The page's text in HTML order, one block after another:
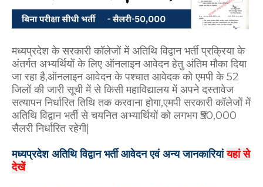
मध्यप्रदेश के सरकारी कॉलेजों में अतिथि विद्वान भर्ती प्रक्रिया के
अंतर्गत अभ्यर्थियों के लिए ऑनलाइन आवेदन हेतु अंतिम मौका दिया
जा रहा है,ऑनलाइन आवेदन के पश्चात आवेदक को एमपी के 52
जिलों की जारी सूची में से किसी महाविद्यालय में अपने दस्तावेज
सत्यापन निर्धारित तिथि तक करवाना होगा,एमपी सरकारी कॉलेजों में
अतिथि विद्वान भर्ती से चयनित अभ्यार्थियों को लगभग ₹50,000
सैलरी निर्धारित रहेगी|
मध्यप्रदेश अतिथि विद्वान भर्ती आवेदन एवं अन्य जानकारियांयहां से
देखें